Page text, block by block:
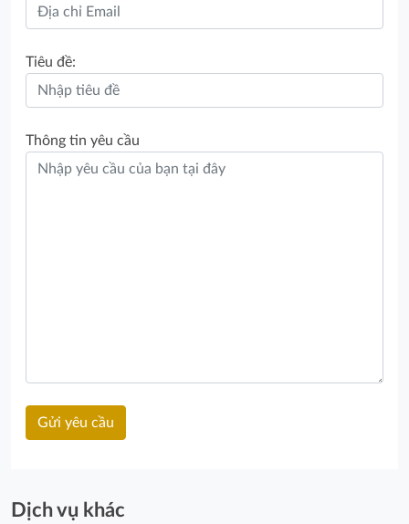
Tiêu đề:
Thông tin yêu cầu
Dịch vụ khác